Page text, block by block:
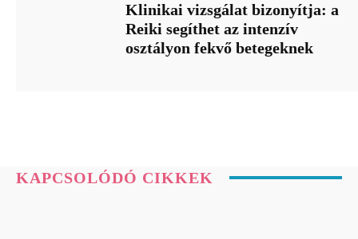
Klinikai vizsgálat bizonyítja: a
Reiki segíthet az intenzív
osztályon fekvő betegeknek
KAPCSOLÓDÓ CIKKEK